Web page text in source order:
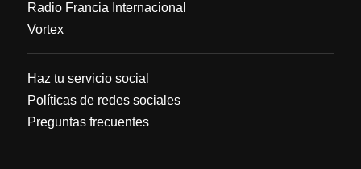
Radio Francia Internacional
Vortex
Haz tu servicio social
Políticas de redes sociales
Preguntas frecuentes